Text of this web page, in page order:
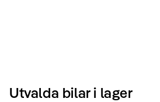
Utvalda bilar i lager